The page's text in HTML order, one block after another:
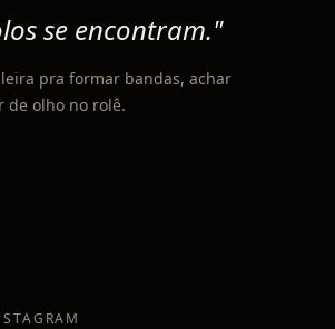
se encontram."
pra formar bandas, achar
de olho no rolê.